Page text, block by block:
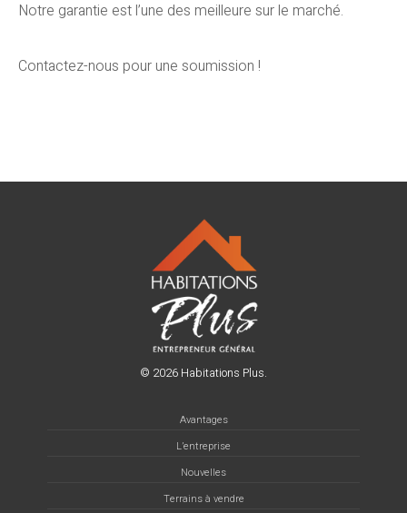
Notre garantie est l’une des meilleure sur le marché.
Contactez-nous pour une soumission !
© 2026 Habitations Plus.
Avantages
L’entreprise
Nouvelles
Terrains à vendre